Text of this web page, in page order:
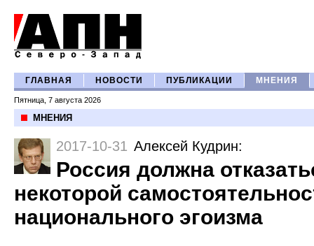
ГЛАВНАЯ НОВОСТИ ПУБЛИКАЦИИ МНЕНИЯ
Пятница, 7 августа 2026
МНЕНИЯ
2017-10-31 Алексей Кудрин:
Россия должна
некоторой
национального эгоизма